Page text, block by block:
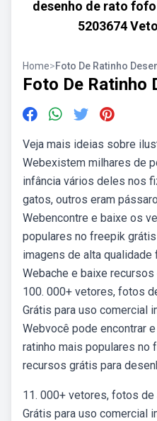
desenho de rato
5203674
Home>Foto De Ratinho
Foto De Ratinho
Veja mais ideias sobre
Webexistem milhares de
infância vários deles nos
gatos, outros eram
Webencontre e baixe os
populares no freepik
imagens de alta
Webache e baixe
100. 000+ vetores, fotos
Grátis para uso comercial
Webvocê pode encontrar
ratinho mais populares no
recursos grátis para
11. 000+ vetores, fotos
Grátis para uso comercial